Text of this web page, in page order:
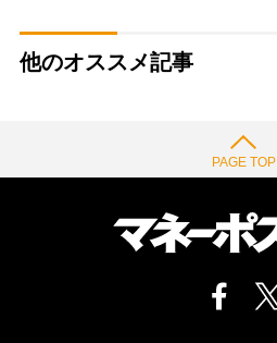
他のオススメ記事
PAGE TOP